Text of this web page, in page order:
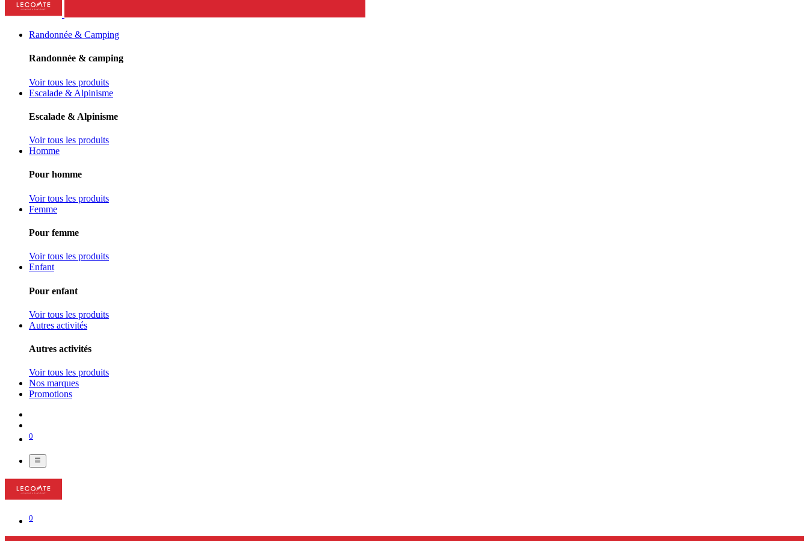
Randonnée & Camping
Randonnée & camping
Voir tous les produits
Escalade & Alpinisme
Escalade & Alpinisme
Voir tous les produits
Homme
Pour homme
Voir tous les produits
Femme
Pour femme
Voir tous les produits
Enfant
Pour enfant
Voir tous les produits
Autres activités
Autres activités
Voir tous les produits
Nos marques
Promotions
0
0